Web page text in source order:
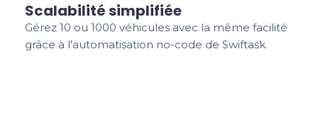
Scalabilité simplifiée
Gérez 10 ou 1000 véhicules avec la même facilité
grâce à l'automatisation no-code de Swiftask.